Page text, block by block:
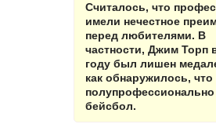
Считалось, что
имели нечестное
перед любителями. В
частности, Джим Торп
году был лишен
как обнаружилось, что
полупрофессионально
бейсбол.